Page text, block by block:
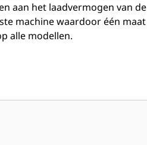
aan het laadvermogen van de
machine waardoor één maat
alle modellen.